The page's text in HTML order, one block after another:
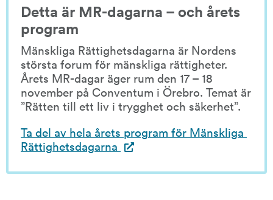
Detta är MR-dagarna – och årets
program
Mänskliga Rättighetsdagarna är Nordens
största forum för mänskliga rättigheter.
Årets MR-dagar äger rum den 17 – 18
november på Conventum i Örebro. Temat är
”Rätten till ett liv i trygghet och säkerhet”.
Ta del av hela årets program för Mänskliga
Rättighetsdagarna